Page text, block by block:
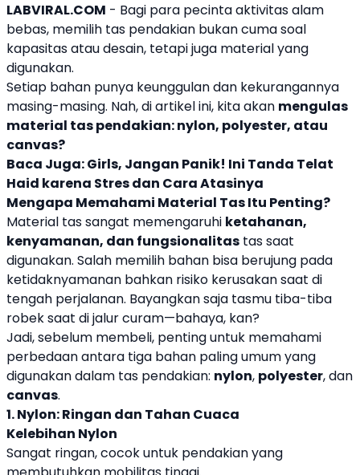
LABVIRAL.COM - Bagi para pecinta aktivitas alam
bebas, memilih tas pendakian bukan cuma soal
kapasitas atau desain, tetapi juga material yang
digunakan.
Setiap bahan punya keunggulan dan kekurangannya
masing-masing. Nah, di artikel ini, kita akan mengulas
material tas pendakian: nylon, polyester, atau
canvas?
Baca Juga:Girls, Jangan Panik! Ini Tanda Telat
Haid karena Stres dan Cara Atasinya
Mengapa Memahami Material Tas Itu Penting?
Material tas sangat memengaruhi ketahanan,
kenyamanan, dan fungsionalitas tas saat
digunakan. Salah memilih bahan bisa berujung pada
ketidaknyamanan bahkan risiko kerusakan saat di
tengah perjalanan. Bayangkan saja tasmu tiba-tiba
robek saat di jalur curam—bahaya, kan?
Jadi, sebelum membeli, penting untuk memahami
perbedaan antara tiga bahan paling umum yang
digunakan dalam tas pendakian: nylon, polyester, dan
canvas.
1. Nylon: Ringan dan Tahan Cuaca
Kelebihan Nylon
Sangat ringan, cocok untuk pendakian yang